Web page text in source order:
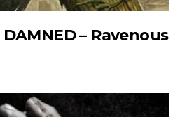
DAMNED – Ravenous